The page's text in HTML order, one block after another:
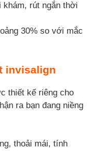
khám, rút ngắn thời
30% so với mắc
invisalign
thiết kế riêng cho
ra bạn đang niềng
thoải mái, tính